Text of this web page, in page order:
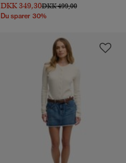
DKK 349,30Pris nedsat fra
DKK 499,00til
Du sparer 30%